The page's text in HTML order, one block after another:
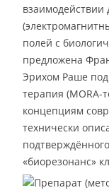
взаимодействии
полей с
предложена
Эрихом Раше
терапия (MORA-
концепциям
технически
«биорезонанс»